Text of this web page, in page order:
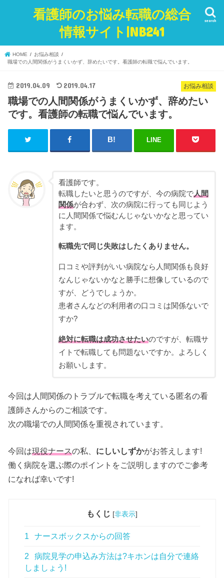
看護師のお悩み転職の総合
情報サイト|NB241
search
HOME
お悩み相談
職場での人間関係がうまくいかず、辞めたいです。看護師の転職で悩んでいます。
お悩み相談
2019.04.09 2019.04.17
職場での人間関係がうまくいかず、辞めたい
です。看護師の転職で悩んでいます。
LINE
看護師です。
転職したいと思うのですが、今の病院で人間
関係が合わず、次の病院に行っても同じよう
に人間関係で悩むんじゃないかなと思ってい
ます。
転職先で同じ失敗はしたくありません。
口コミや評判がいい病院なら人間関係も良好
なんじゃないかなと勝手に想像しているので
すが、どうでしょうか。
患者さんなどの利用者の口コミは関係ないで
すか?
絶対に転職は成功させたいのですが、転職サ
イトで転職しても問題ないですか。よろしく
お願いします。
今回は人間関係のトラブルで転職を考えている匿名の看
護師さんからのご相談です。
次の職場での人間関係を重視されています。
今回は現役ナースの私、 にしいしずかがお答えします!
働く病院を選ぶ際のポイントをご説明しますのでご参考
になれば幸いです!
もくじ [非表示]
1 ナースボックスからの回答
2
病院見学の申込み方法は?キホンは自分で連絡
しましょう!